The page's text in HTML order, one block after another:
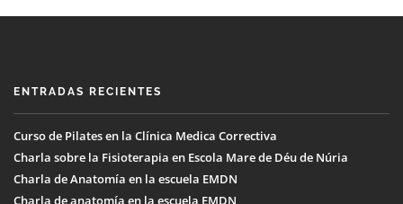
ENTRADAS RECIENTES
Curso de Pilates en la Clínica Medica Correctiva
Charla sobre la Fisioterapia en Escola Mare de Déu de Núria
Charla de Anatomía en la escuela EMDN
Charla de anatomía en la escuela EMDN